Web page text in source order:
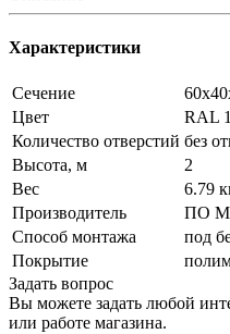
Характеристики
Сечение
Цвет
RAL
Количество отверстий без
Высота, м
2
Вес
6.79
Производитель
ПО
Способ монтажа
под
Покрытие
Задать вопрос
Вы можете задать любой
или работе магазина.